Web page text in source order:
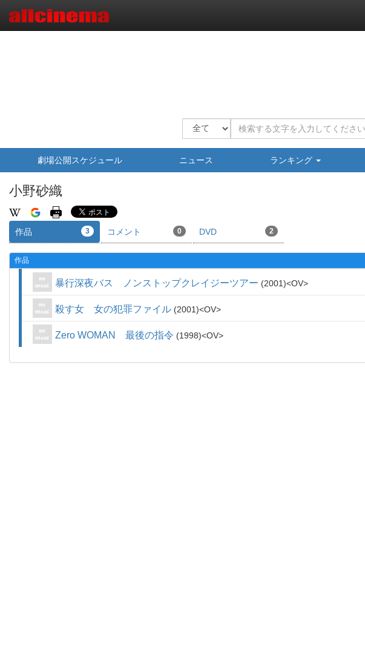
劇場公開スケジュール ニュース ランキング
小野砂織
作品 3 コメント 0 DVD 2
作品
暴行深夜バス ノンストップクレイジーツアー 2001 OV
殺す女 女の犯罪ファイル 2001 OV
Zero WOMAN 最後の指令 1998 OV